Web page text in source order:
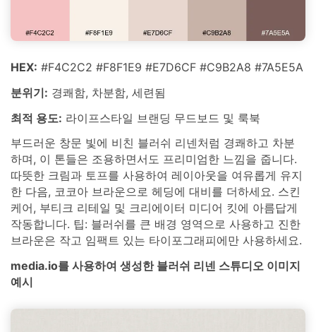
HEX: #F4C2C2 #F8F1E9 #E7D6CF #C9B2A8 #7A5E5A
분위기: 경쾌함, 차분함, 세련됨
최적 용도: 라이프스타일 브랜딩 무드보드 및 룩북
부드러운 창문 빛에 비친 블러쉬 리넨처럼 경쾌하고 차분
하며, 이 톤들은 조용하면서도 프리미엄한 느낌을 줍니다.
따뜻한 크림과 토프를 사용하여 레이아웃을 여유롭게 유지
한 다음, 코코아 브라운으로 헤딩에 대비를 더하세요. 스킨
케어, 부티크 리테일 및 크리에이터 미디어 킷에 아름답게
작동합니다. 팁: 블러쉬를 큰 배경 영역으로 사용하고 진한
브라운은 작고 임팩트 있는 타이포그래피에만 사용하세요.
media.io를 사용하여 생성한 블러쉬 리넨 스튜디오 이미지
예시